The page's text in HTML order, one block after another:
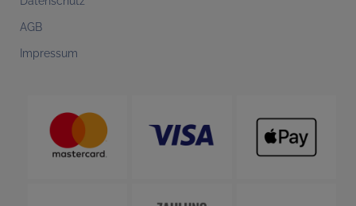
AGB
Impressum